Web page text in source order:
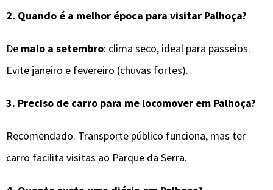
2. Quando é a melhor época para visitar Palhoça?
De maio a setembro: clima seco, ideal para passeios.
Evite janeiro e fevereiro (chuvas fortes).
3. Preciso de carro para me locomover em Palhoça?
Recomendado. Transporte público funciona, mas ter
carro facilita visitas ao Parque da Serra.